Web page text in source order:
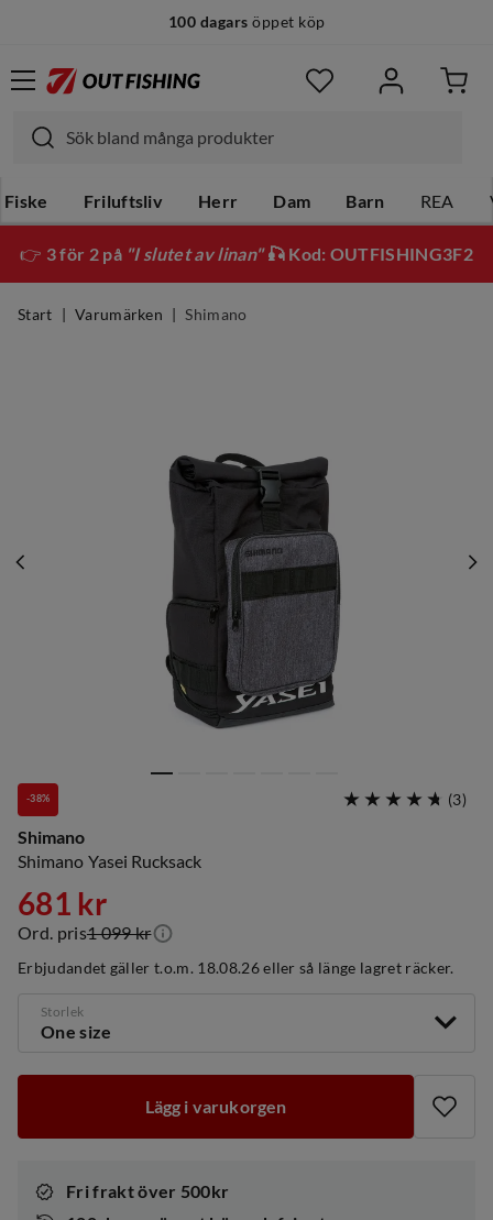
100 dagars öppet köp
Fiske Friluftsliv Herr Dam Barn REA
👉 3 för 2 på "I slutet av linan"🎣 Kod: OUTFISHING3F2
Start Varumärken Shimano
-38% (3)
Shimano
Shimano Yasei Rucksack
discounted
price
681 kr
original
price
Ord. pris1 099 kr
Erbjudandet gäller t.o.m. 18.08.26 eller så länge lagret räcker.
Storlek
One size
Lägg i varukorgen
Fri frakt över 500kr